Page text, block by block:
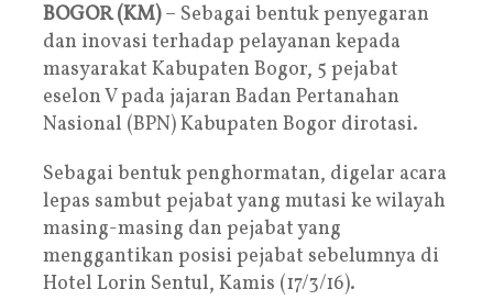
BOGOR (KM)– Sebagai bentuk penyegaran
dan inovasi terhadap pelayanan kepada
masyarakat Kabupaten Bogor, 5 pejabat
eselon V pada jajaran Badan Pertanahan
Nasional (BPN) Kabupaten Bogor dirotasi.
Sebagai bentuk penghormatan, digelar acara
lepas sambut pejabat yang mutasi ke wilayah
masing-masing dan pejabat yang
menggantikan posisi pejabat sebelumnya di
Hotel Lorin Sentul, Kamis (17/3/16).